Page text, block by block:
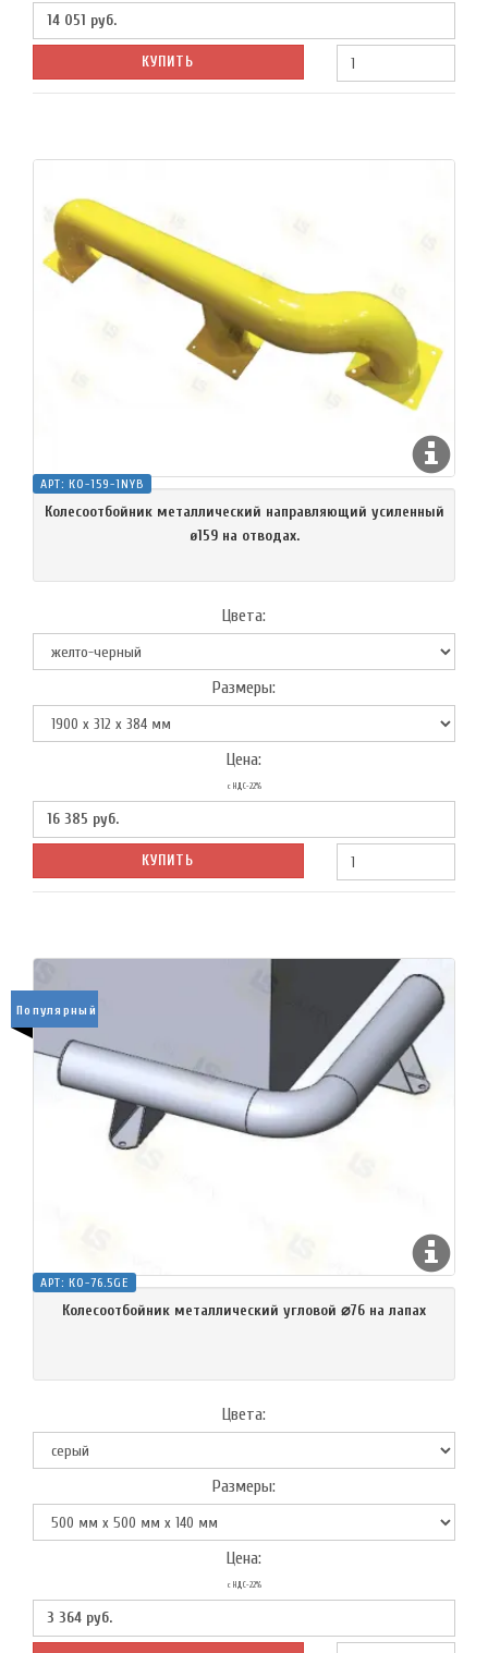
14 051 руб.
КУПИТЬ
АРТ: КО-159-1NYB
Колесоотбойник металлический направляющий усиленный
ø159 на отводах.
Цвета:
Размеры:
Цена:
с НДС-22%
16 385 руб.
КУПИТЬ
АРТ: КО-76.5GE
Колесоотбойник металлический угловой ⌀76 на лапах
Цвета:
Размеры:
Цена:
с НДС-22%
3 364 руб.
Популярный